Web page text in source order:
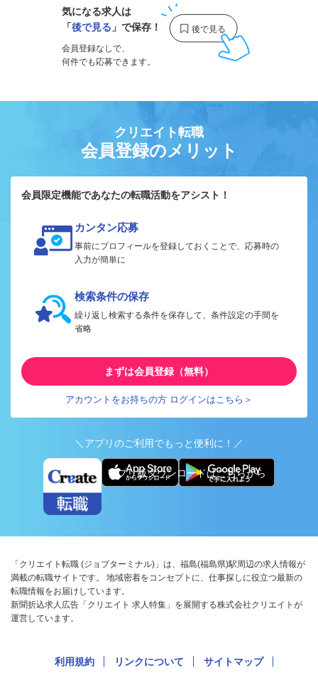
気になる求人は
「後で見る 」で保存！
会員登録なしで、
何件でも応募できます。
クリエイト転職
会員登録のメリット
会員限定機能であなたの転職活動をアシスト！
カンタン応募
事前にプロフィールを登録しておくことで、応募時の
入力が簡単に
検索条件の保存
繰り返し検索する条件を保存して、条件設定の手間を
省略
まずは会員登録（無料）
アカウントをお持ちの方 ログインはこちら＞
＼アプリのご利用でもっと便利に！／
アプリ版ダウンロードはこちらから
「クリエイト転職 (ジョブターミナル)」は、福島(福島県)駅周辺の求人情報が
満載の転職サイトです。 地域密着をコンセプトに、仕事探しに役立つ最新の
転職情報をお届けしています。
新聞折込求人広告「クリエイト 求人特集」を展開する株式会社クリエイトが
運営しています。
利用規約 リンクについて サイトマップ